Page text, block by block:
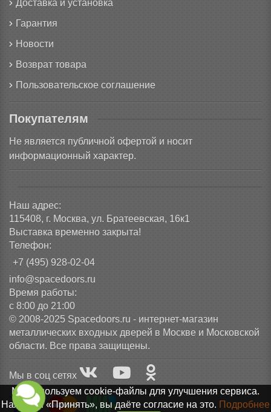
Доставка и установка
Гарантия
Новости
Возврат товара
Пользовательское соглашение
Покупателям
Не является публичной офертой и носит
информационный характер.
Наш адрес:
115408, г. Москва, ул. Братеевская, 16к1
Выставка временно закрыта!
Телефон:
+7 (495) 928-02-04
info@spacedoors.ru
Время работы:
с 8:00 до 21:00
© 2008-2025 Spacedoors.ru - интернет-магазин
металлических входных дверей в Москве и Московской
области. Все права защищены.
Мы в соц сетях
Мы используем cookie-файлы для улучшения сервиса.
Нажимая «Принять», вы даёте согласие на это. Подробнее